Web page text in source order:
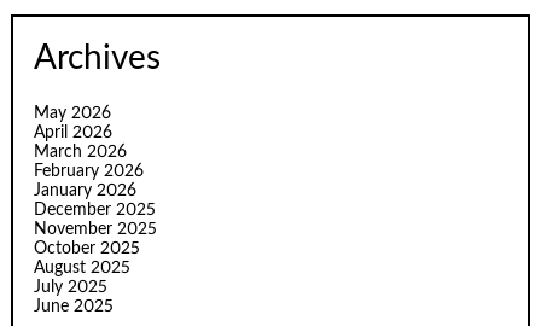
Archives
May 2026
April 2026
March 2026
February 2026
January 2026
December 2025
November 2025
October 2025
August 2025
July 2025
June 2025